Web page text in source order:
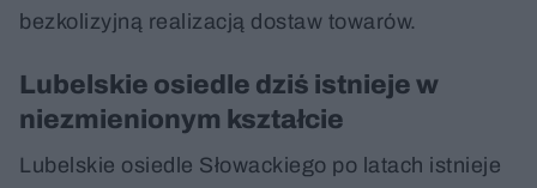
bezkolizyjną realizacją dostaw towarów.
Lubelskie osiedle dziś istnieje w
niezmienionym kształcie
Lubelskie osiedle Słowackiego po latach istnieje